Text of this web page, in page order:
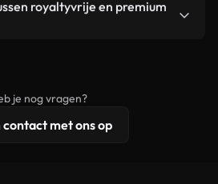
voor dat het eindproduct
royaltyvrije en premium
omvat.
je nog vragen?
contact met ons op